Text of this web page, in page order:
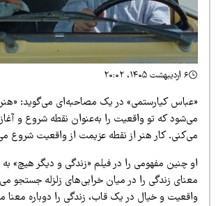
کیارستمی» در یک مصاحبه‌ای می‌گوید: «هنر از
که تو واقعیت را به‌عنوان نقطه شروع و آغاز
کار هنر از نقطه عزیمت از واقعیت شروع
چنین مفهومی را در فیلم «زندگی و دیگر هیچ» به
زندگی را در میان خرابی‌های زلزله جستجو می‌کند.
و خیال در یک قاب، زندگی را دوباره معنا